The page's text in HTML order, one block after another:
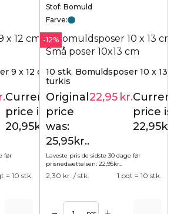
9 x 12 cm - turkis
23,95 kr.
Current
price is:
20,95kr..
før
= 10 stk.
Stof: Bomuld
Farve:
-12%
10 stk. Bomuldsposer 10 x 13 cm -
turkis
Original
price
was:
25,95kr..
22,95 kr.Current
price is:
22,95kr..
Laveste pris de sidste 30 dage før
prisnedsættelsen: 22,95kr.
2,30 kr. / stk. 1 pqt = 10 stk.